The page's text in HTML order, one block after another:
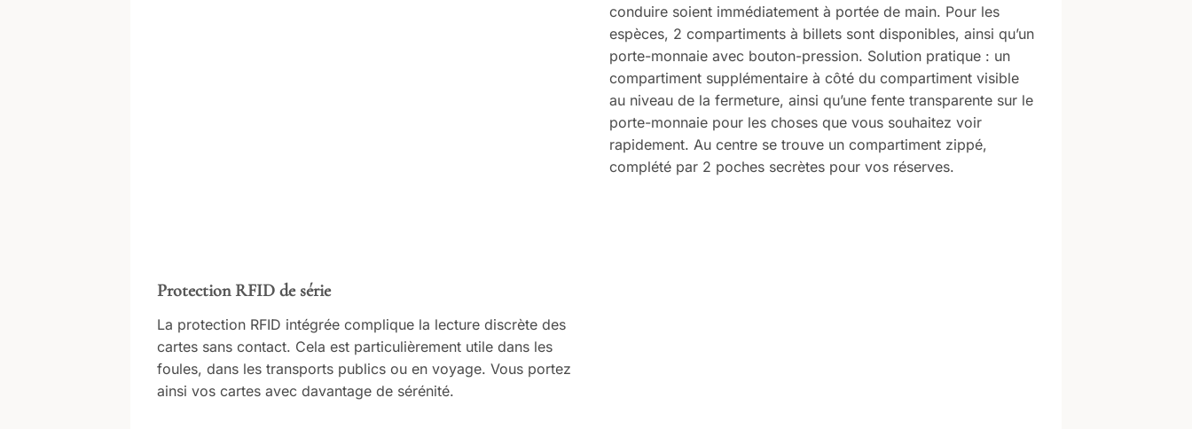
conduire soient immédiatement à portée de main. Pour les
espèces, 2 compartiments à billets sont disponibles, ainsi qu’un
porte-monnaie avec bouton-pression. Solution pratique : un
compartiment supplémentaire à côté du compartiment visible
au niveau de la fermeture, ainsi qu’une fente transparente sur le
porte-monnaie pour les choses que vous souhaitez voir
rapidement. Au centre se trouve un compartiment zippé,
complété par 2 poches secrètes pour vos réserves.
Protection RFID de série
La protection RFID intégrée complique la lecture discrète des
cartes sans contact. Cela est particulièrement utile dans les
foules, dans les transports publics ou en voyage. Vous portez
ainsi vos cartes avec davantage de sérénité.